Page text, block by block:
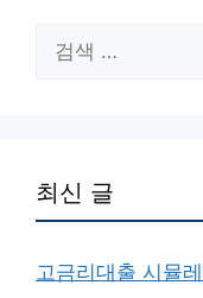
색:
최신 글
고금리대출 시뮬